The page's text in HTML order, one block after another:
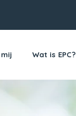
Wat is EPC?